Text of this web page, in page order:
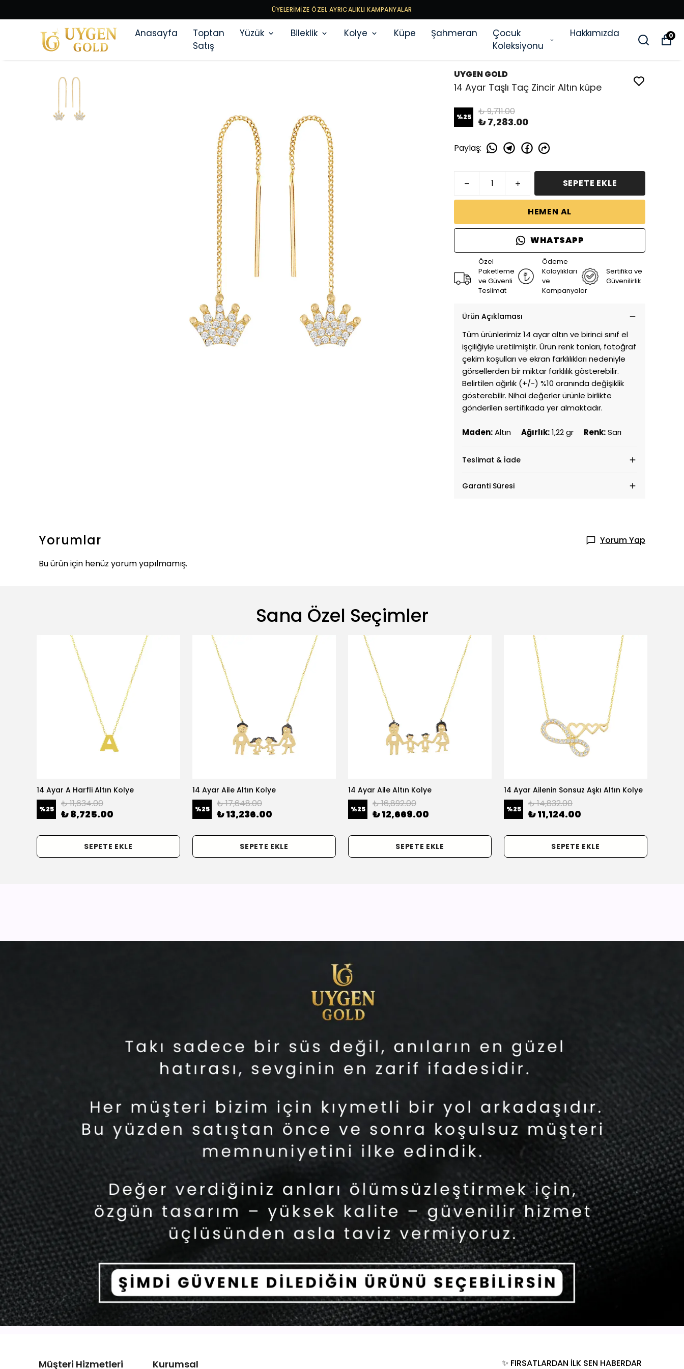
ÜYELERİMİZE ÖZEL AYRICALIKLI KAMPANYALAR
Anasayfa
Toptan
Satış
Yüzük Bileklik Kolye Küpe Şahmeran
Çocuk
Koleksiyonu
Hakkımızda 0
UYGEN GOLD
14 Ayar Taşlı Taç Zincir Altın küpe
%25 ₺ 9,711.00
₺ 7,283.00
Paylaş:
SEPETE EKLE
HEMEN AL
WHATSAPP
Özel
Paketleme
ve Güvenli
Teslimat
Ödeme
Kolaylıkları
ve
Kampanyalar
Sertifika ve
Güvenilirlik
Ürün Açıklaması
Tüm ürünlerimiz 14 ayar altın ve birinci sınıf el
işçiliğiyle üretilmiştir. Ürün renk tonları, fotoğraf
çekim koşulları ve ekran farklılıkları nedeniyle
görsellerden bir miktar farklılık gösterebilir.
Belirtilen ağırlık (+/-) %10 oranında değişiklik
gösterebilir. Nihai değerler ürünle birlikte
gönderilen sertifikada yer almaktadır.
Maden:Altın Ağırlık:1,22 gr Renk:Sarı
Teslimat & İade
Garanti Süresi
Yorumlar
Yorum Yap
Bu ürün için henüz yorum yapılmamış.
Sana Özel Seçimler
14 Ayar A Harfli Altın Kolye
%25 ₺ 11,634.00
₺ 8,725.00
SEPETE EKLE
14 Ayar Aile Altın Kolye
%25 ₺ 17,648.00
₺ 13,236.00
SEPETE EKLE
14 Ayar Aile Altın Kolye
%25 ₺ 16,892.00
₺ 12,669.00
SEPETE EKLE
14 Ayar Ailenin Sonsuz Aşkı Altın Kolye
%25 ₺ 14,832.00
₺ 11,124.00
SEPETE EKLE
Müşteri Hizmetleri Kurumsal ✨ FIRSATLARDAN İLK SEN HABERDAR